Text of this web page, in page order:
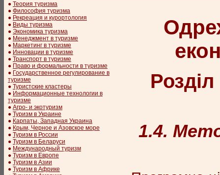
● Теория туризма
● Философия туризма
● Рекреация и курортология
● Виды туризма
● Экономика туризма
● Менеджмент в туризме
● Маркетинг в туризме
● Инновации в туризме
● Транспорт в туризме
● Право и формальности в туризме
● Государственное регулирование в
туризме
● Туристские кластеры
● Информационные технологии в
туризме
● Агро- и экотуризм
● Туризм в Украине
● Карпаты, Западная Украина
● Крым, Черное и Азовское море
● Туризм в России
● Туризм в Беларуси
● Международный туризм
● Туризм в Европе
● Туризм в Азии
● Туризм в Африке
1.4.